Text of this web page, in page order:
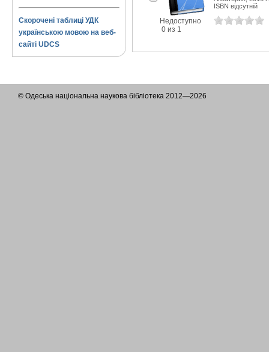
Скорочені таблиці УДК
українською мовою на веб-
сайті UDCS
Недоступно
0 из 1
ISBN відсутній
© Одеська національна наукова бібліотека 2012—2026